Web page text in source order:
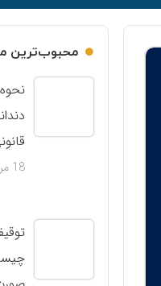
محبوب‌ترین
18 مرداد 1404